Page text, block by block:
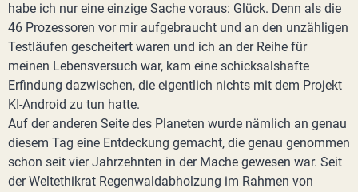
habe ich nur eine einzige Sache voraus: Glück. Denn als die
46 Prozessoren vor mir aufgebraucht und an den unzähligen
Testläufen gescheitert waren und ich an der Reihe für
meinen Lebensversuch war, kam eine schicksalshafte
Erfindung dazwischen, die eigentlich nichts mit dem Projekt
KI-Android zu tun hatte.
Auf der anderen Seite des Planeten wurde nämlich an genau
diesem Tag eine Entdeckung gemacht, die genau genommen
schon seit vier Jahrzehnten in der Mache gewesen war. Seit
der Weltethikrat Regenwaldabholzung im Rahmen von